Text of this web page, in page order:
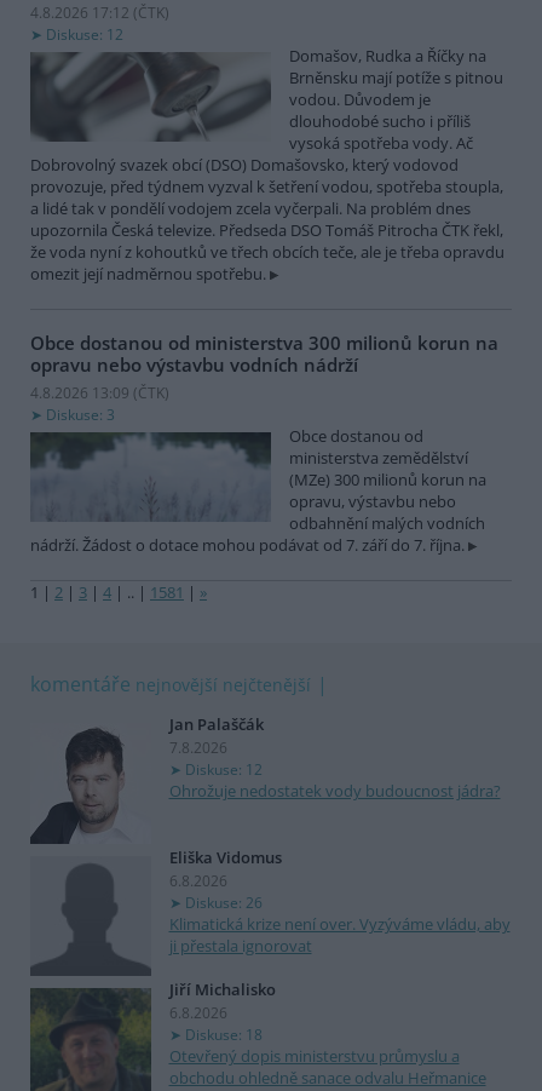
4.8.2026 17:12 (ČTK)
Diskuse: 12
Domašov, Rudka a Říčky na
Brněnsku mají potíže s pitnou
vodou. Důvodem je
dlouhodobé sucho i příliš
vysoká spotřeba vody. Ač
Dobrovolný svazek obcí (DSO) Domašovsko, který vodovod
provozuje, před týdnem vyzval k šetření vodou, spotřeba stoupla,
a lidé tak v pondělí vodojem zcela vyčerpali. Na problém dnes
upozornila Česká televize. Předseda DSO Tomáš Pitrocha ČTK řekl,
že voda nyní z kohoutků ve třech obcích teče, ale je třeba opravdu
omezit její nadměrnou spotřebu.
Obce dostanou od ministerstva 300 milionů korun na
opravu nebo výstavbu vodních nádrží
4.8.2026 13:09 (ČTK)
Diskuse: 3
Obce dostanou od
ministerstva zemědělství
(MZe) 300 milionů korun na
opravu, výstavbu nebo
odbahnění malých vodních
nádrží. Žádost o dotace mohou podávat od 7. září do 7. října.
1 | 2 | 3 | 4 | .. | 1581 | »
komentáře nejnovější nejčtenější
Jan Palaščák
7.8.2026
Diskuse: 12
Ohrožuje nedostatek vody budoucnost jádra?
Eliška Vidomus
6.8.2026
Diskuse: 26
Klimatická krize není over. Vyzýváme vládu, aby
ji přestala ignorovat
Jiří Michalisko
6.8.2026
Diskuse: 18
Otevřený dopis ministerstvu průmyslu a
obchodu ohledně sanace odvalu Heřmanice